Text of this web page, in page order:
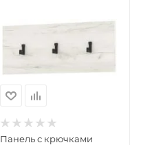
Панель с крючками